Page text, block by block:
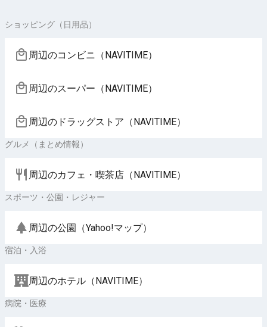
ショッピング（日用品）
周辺のコンビニ（NAVITIME）
周辺のスーパー（NAVITIME）
周辺のドラッグストア（NAVITIME）
グルメ（まとめ情報）
周辺のカフェ・喫茶店（NAVITIME）
スポーツ・公園・レジャー
周辺の公園（Yahoo!マップ）
宿泊・入浴
周辺のホテル（NAVITIME）
病院・医療